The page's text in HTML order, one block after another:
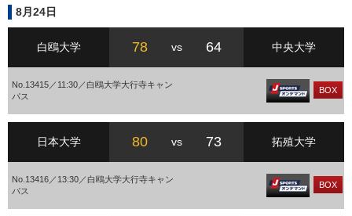
8月24日
白鴎大学 78 vs 64 中央大学
No.13415／11:30／白鴎大学大行寺キャン
パス
BOX
日本大学 80 vs 73 拓殖大学
No.13416／13:30／白鴎大学大行寺キャン
パス
BOX